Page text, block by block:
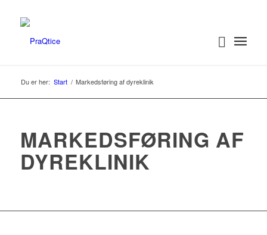
Du er her: Start / Markedsføring af dyreklinik
MARKEDSFØRING AF
DYREKLINIK